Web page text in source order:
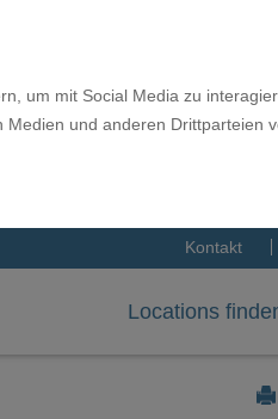
um mit Social Media zu
und anderen Drittparteien
Kontakt
Locations